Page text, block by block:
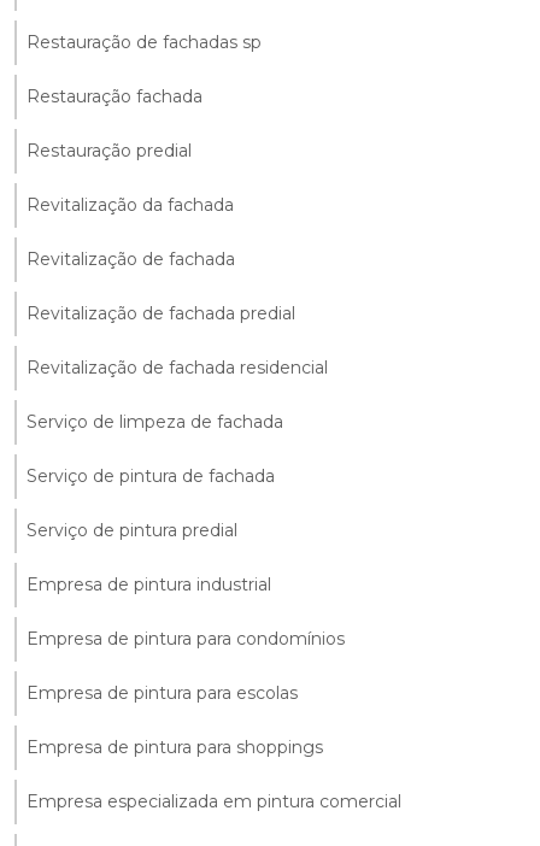
Restauração de fachadas sp
Restauração fachada
Restauração predial
Revitalização da fachada
Revitalização de fachada
Revitalização de fachada predial
Revitalização de fachada residencial
Serviço de limpeza de fachada
Serviço de pintura de fachada
Serviço de pintura predial
Empresa de pintura industrial
Empresa de pintura para condomínios
Empresa de pintura para escolas
Empresa de pintura para shoppings
Empresa especializada em pintura comercial